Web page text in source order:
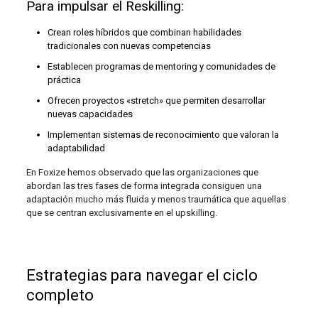
Para impulsar el Reskilling:
Crean roles híbridos que combinan habilidades
tradicionales con nuevas competencias
Establecen programas de mentoring y comunidades de
práctica
Ofrecen proyectos «stretch» que permiten desarrollar
nuevas capacidades
Implementan sistemas de reconocimiento que valoran la
adaptabilidad
En Foxize hemos observado que las organizaciones que
abordan las tres fases de forma integrada consiguen una
adaptación mucho más fluida y menos traumática que aquellas
que se centran exclusivamente en el upskilling.
Estrategias para navegar el ciclo
completo